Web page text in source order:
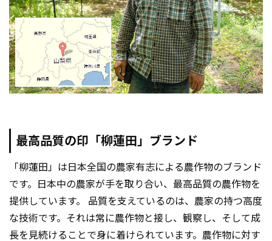
最高品質の印「柳蓮田」ブランド
「柳蓮田」は日本全国の農家有志による農作物のブランド
です。日本中の農家が手を取り合い、最高品質の農作物を
提供しています。 品質を支えているのは、農家の持つ高度
な技術です。それは常に農作物と接し、観察し、そして成
長を見続けることで身に着けられています。農作物に対す